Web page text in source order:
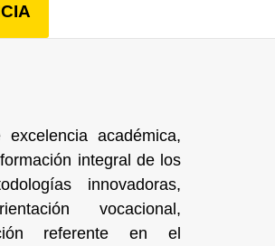
académica,
integral de los
innovadoras,
vocacional,
referente en el